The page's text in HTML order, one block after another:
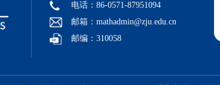
电话：86-0571-87951094
邮箱：mathadmin@zju.edu.cn
邮编：310058